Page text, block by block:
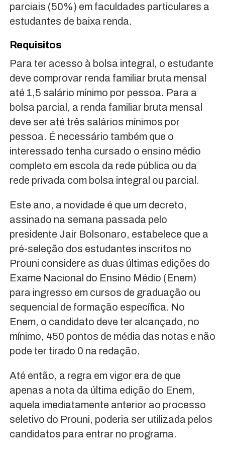
parciais (50%) em faculdades particulares a
estudantes de baixa renda.
Requisitos
Para ter acesso à bolsa integral, o estudante
deve comprovar renda familiar bruta mensal
até 1,5 salário mínimo por pessoa. Para a
bolsa parcial, a renda familiar bruta mensal
deve ser até três salários mínimos por
pessoa. É necessário também que o
interessado tenha cursado o ensino médio
completo em escola da rede pública ou da
rede privada com bolsa integral ou parcial.
Este ano, a novidade é que um decreto,
assinado na semana passada pelo
presidente Jair Bolsonaro, estabelece que a
pré-seleção dos estudantes inscritos no
Prouni considere as duas últimas edições do
Exame Nacional do Ensino Médio (Enem)
para ingresso em cursos de graduação ou
sequencial de formação específica. No
Enem, o candidato deve ter alcançado, no
mínimo, 450 pontos de média das notas e não
pode ter tirado 0 na redação.
Até então, a regra em vigor era de que
apenas a nota da última edição do Enem,
aquela imediatamente anterior ao processo
seletivo do Prouni, poderia ser utilizada pelos
candidatos para entrar no programa.